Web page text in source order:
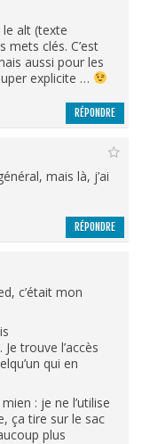
le alt (texte
clés. C’est
aussi pour les
explicite …
RÉPONDRE
mais là, j’ai
RÉPONDRE
c’était mon
trouve l’accès
qui en
: je ne l’utilise
ça tire sur le sac
plus